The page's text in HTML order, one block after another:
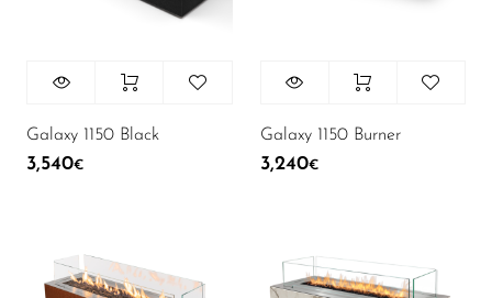
Galaxy 1150 Black
3,540€
Galaxy 1150 Burner
3,240€